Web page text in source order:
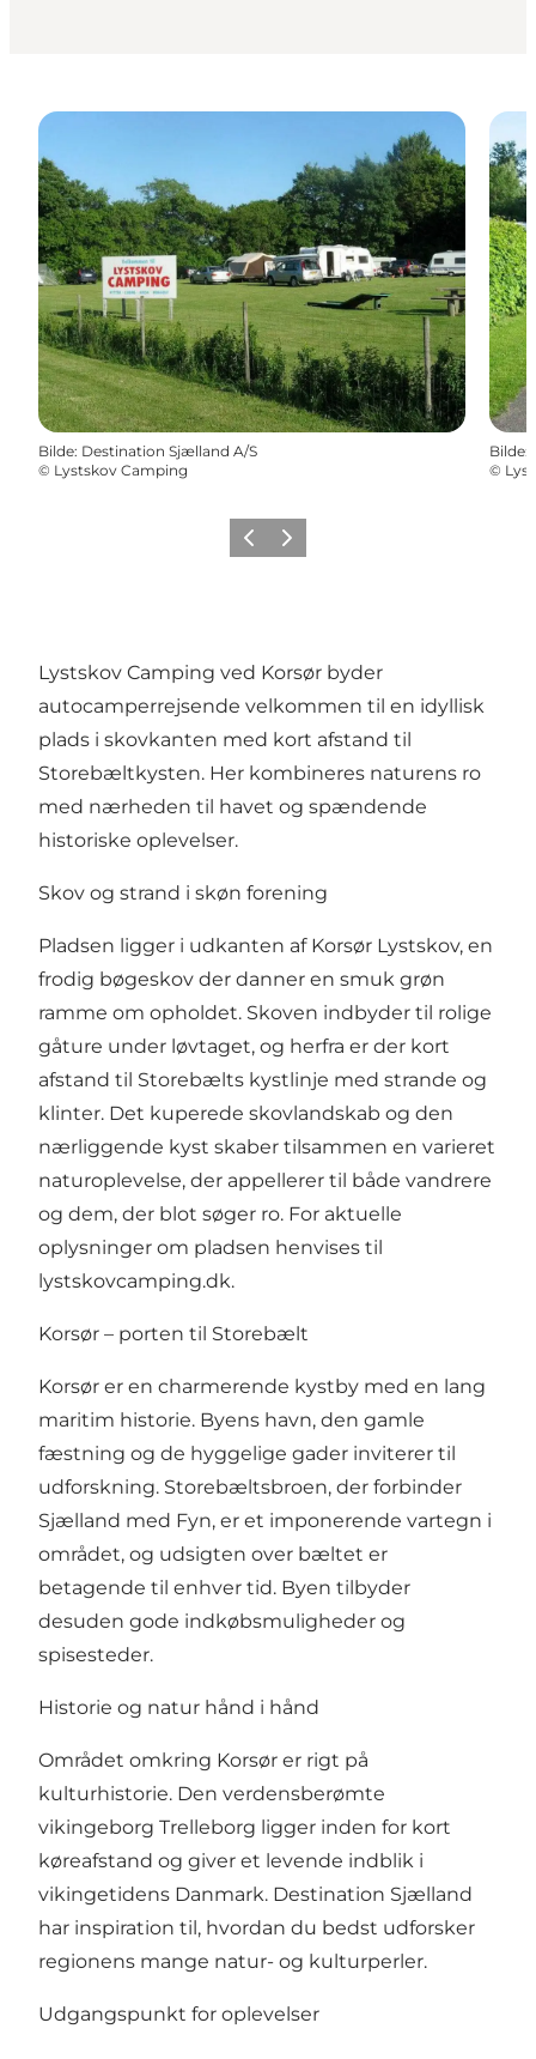
Bilde: Destination Sjælland A/S
© Lystskov Camping
Bilde:
©
ForrigeNeste
Lystskov Camping ved Korsør byder
autocamperrejsende velkommen til en idyllisk
plads i skovkanten med kort afstand til
Storebæltkysten. Her kombineres naturens ro
med nærheden til havet og spændende
historiske oplevelser.
Skov og strand i skøn forening
Pladsen ligger i udkanten af Korsør Lystskov, en
frodig bøgeskov der danner en smuk grøn
ramme om opholdet. Skoven indbyder til rolige
gåture under løvtaget, og herfra er der kort
afstand til Storebælts kystlinje med strande og
klinter. Det kuperede skovlandskab og den
nærliggende kyst skaber tilsammen en varieret
naturoplevelse, der appellerer til både vandrere
og dem, der blot søger ro. For aktuelle
oplysninger om pladsen henvises til
lystskovcamping.dk.
Korsør – porten til Storebælt
Korsør er en charmerende kystby med en lang
maritim historie. Byens havn, den gamle
fæstning og de hyggelige gader inviterer til
udforskning. Storebæltsbroen, der forbinder
Sjælland med Fyn, er et imponerende vartegn i
området, og udsigten over bæltet er
betagende til enhver tid. Byen tilbyder
desuden gode indkøbsmuligheder og
spisesteder.
Historie og natur hånd i hånd
Området omkring Korsør er rigt på
kulturhistorie. Den verdensberømte
vikingeborg Trelleborg ligger inden for kort
køreafstand og giver et levende indblik i
vikingetidens Danmark. Destination Sjælland
har inspiration til, hvordan du bedst udforsker
regionens mange natur- og kulturperler.
Udgangspunkt for oplevelser